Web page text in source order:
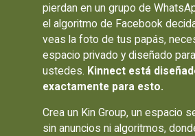
pierdan en un grupo de
el algoritmo de Facebook
veas la foto de tus papás,
espacio privado y diseñado para
ustedes. Kinnect está
exactamente para esto.
Crea un Kin Group, un espacio
sin anuncios ni algoritmos,